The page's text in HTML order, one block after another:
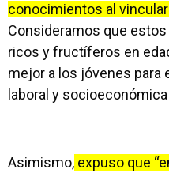
conocimientos al
Consideramos que
ricos y fructíferos en
mejor a los jóvenes para
laboral y
Asimismo, expuso que